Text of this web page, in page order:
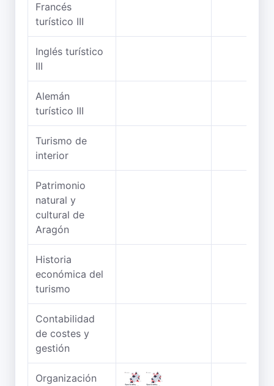
Francés
turístico III
Inglés turístico
III
Alemán
turístico III
Turismo de
interior
Patrimonio
natural y
cultural de
Aragón
Historia
económica del
turismo
Contabilidad
de costes y
gestión
Organización